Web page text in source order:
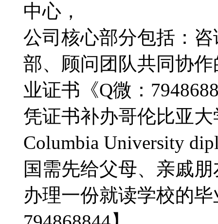
中心，
公司核心部分包括：
部、顾问团队共同协
业证书《Q微：
凭证书补办哥伦比亚
Columbia University
国需先给父母、亲戚
办理一份就读学校的